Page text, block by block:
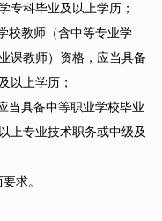
专科毕业及以上学历；
校教师（含中等专业学
课教师）资格，应当具备
以上学历；
当具备中等职业学校毕业
上专业技术职务或中级及
求。